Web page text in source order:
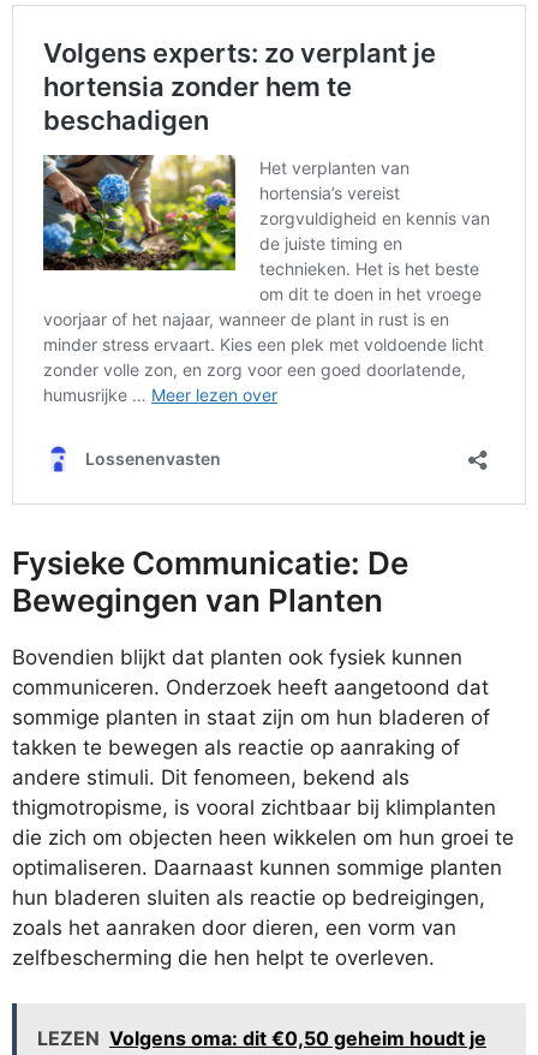
Fysieke Communicatie: De
Bewegingen van Planten
Bovendien blijkt dat planten ook fysiek kunnen
communiceren. Onderzoek heeft aangetoond dat
sommige planten in staat zijn om hun bladeren of
takken te bewegen als reactie op aanraking of
andere stimuli. Dit fenomeen, bekend als
thigmotropisme, is vooral zichtbaar bij klimplanten
die zich om objecten heen wikkelen om hun groei te
optimaliseren. Daarnaast kunnen sommige planten
hun bladeren sluiten als reactie op bedreigingen,
zoals het aanraken door dieren, een vorm van
zelfbescherming die hen helpt te overleven.
LEZEN Volgens oma: dit €0,50 geheim houdt je